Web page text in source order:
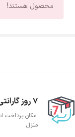
محصول هستند!
7 روز گارانتی بازگشت وجه
امکان پرداخت
منزل